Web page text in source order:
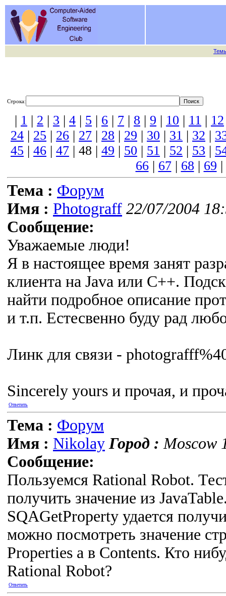
Строка:
| 1 | 2 | 3 | 4 | 5 | 6 | 7 | 8 | 9 | 10 | 11 | 12
24 | 25 | 26 | 27 | 28 | 29 | 30 | 31 | 32 |
45 | 46 | 47 | 48 | 49 | 50 | 51 | 52 | 53 |
66| 67| 68 | 69 |
Тема : Форум
Имя : Photograff 22/07/2004
Сообщение:
Уважаемыe люди!
Я в настоящее время занят
клиента на Java или С++.
найти подробное описание
и т.п. Естесвенно буду рад
Линк для связи -
Sincerely yours и прочая, и
Ответить
Тема : Форум
Имя : Nikolay Город : Moscow
Сообщение:
Пользуемся Rational Robot.
получить значение из
SQAGetProperty удается
можно посмотреть значение
Properties а в Contents. Кто
Rational Robot?
Ответить